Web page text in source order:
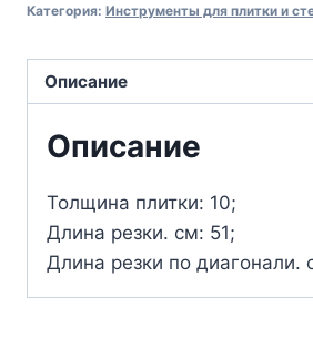
Категория: Инструменты для плитки и
Описание
Описание
Толщина плитки: 10;
Длина резки. см: 51;
Длина резки по диагонали.